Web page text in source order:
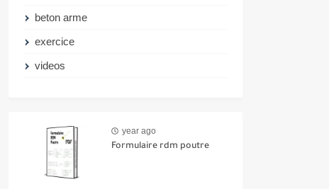
beton arme
exercice
videos
year ago
Formulaire rdm poutre